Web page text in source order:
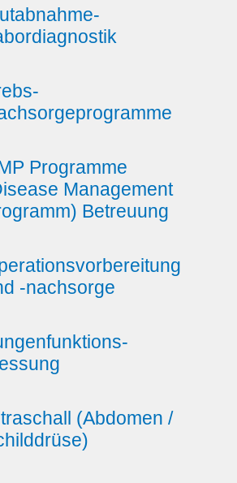
Programme
Management
Betreuung
-nachsorge
(Abdomen /